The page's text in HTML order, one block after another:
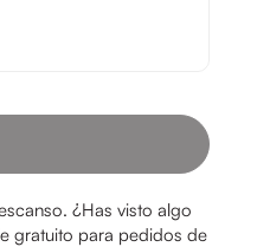
¿Has visto algo
gratuito para pedidos de